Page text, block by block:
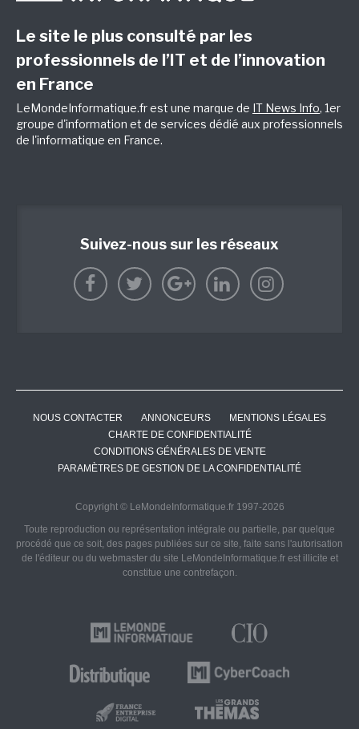
Le site le plus consulté par les
professionnels de l’IT et de l’innovation
en France
LeMondeInformatique.fr est une marque de IT News Info, 1er
groupe d'information et de services dédié aux professionnels
de l'informatique en France.
Suivez-nous sur les réseaux
NOUS CONTACTER ANNONCEURS
MENTIONS LÉGALES
CHARTE DE CONFIDENTIALITÉ
CONDITIONS GÉNÉRALES DE VENTE
PARAMÈTRES DE GESTION DE LA CONFIDENTIALITÉ
Copyright © LeMondeInformatique.fr 1997-2026
Toute reproduction ou représentation intégrale ou partielle, par quelque
procédé que ce soit, des pages publiées sur ce site, faite sans l'autorisation
de l'éditeur ou du webmaster du site LeMondeInformatique.fr est illicite et
constitue une contrefaçon.